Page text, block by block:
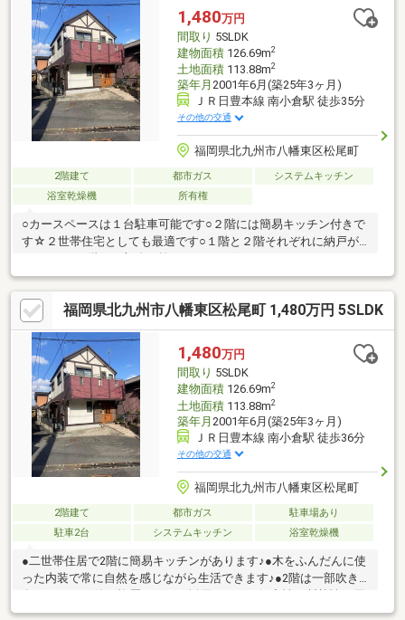
するエキスパート！・物件購入+リフォーム費用もまとめてお見
積り♪・住み替え先を探しながら、ご自宅の売却が並行して行えま
す！・もちろん査定も無料です♪
1,480万円
間取り 5SLDK
建物面積126.69m2
土地面積113.88m2
築年月 2001年6月(築25年3ヶ月)
ＪＲ日豊本線 南小倉駅 徒歩35分
その他の交通
福岡県北九州市八幡東区松尾町
2階建て 都市ガス
システムキッチン
浴室乾燥機
所有権
○カースペースは１台駐車可能です○２階には簡易キッチン付きで
す☆２世帯住宅としても最適です○１階と２階それぞれに納戸が
閑静な住宅街にある落ち着いた住環境です○小学校は徒歩５分と
低学年のお子様にも安心の通学距離です○食材の買い出しに便利
なスーパーは徒歩１２分と日々のお買い物に困りません
福岡県北九州市八幡東区松尾町 1,480万円 5SLDK
1,480万円
間取り 5SLDK
建物面積126.69m2
土地面積113.88m2
築年月 2001年6月(築25年3ヶ月)
ＪＲ日豊本線 南小倉駅 徒歩36分
その他の交通
福岡県北九州市八幡東区松尾町
2階建て 都市ガス
駐車場あり
駐車2台
システムキッチン 浴室乾燥機
●二世帯住居で2階に簡易キッチンがあります♪●木をふんだんに使
った内装で常に自然を感じながら生活できます♪●2階は一部吹き
れています♪●内覧・住宅ローンの事などレアリードにお問い合わ